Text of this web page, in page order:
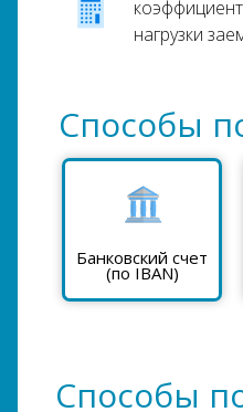
нагрузки
Способы
Банковский счет
(по IBAN)
Способы